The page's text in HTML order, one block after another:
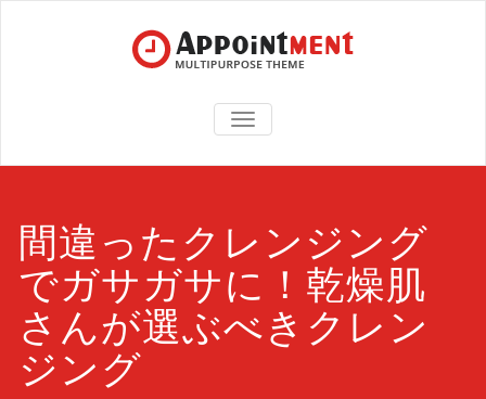
TOGGLE
NAVIGATION
間違ったクレンジング
でガサガサに！乾燥肌
さんが選ぶべきクレン
ジング